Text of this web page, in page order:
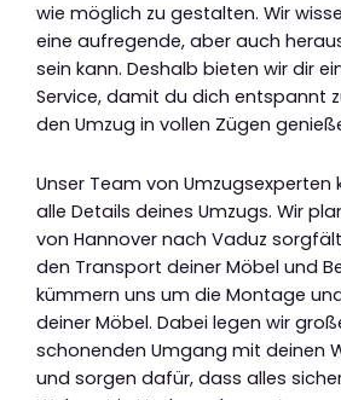
wie möglich zu gestalten. Wir
eine aufregende, aber auch
sein kann. Deshalb bieten wir dir
Service, damit du dich entspannt
den Umzug in vollen Zügen
Unser Team von
alle Details deines Umzugs. Wir
von Hannover nach Vaduz
den Transport deiner Möbel und
kümmern uns um die Montage
deiner Möbel. Dabei legen wir
schonenden Umgang mit deinen
und sorgen dafür, dass alles